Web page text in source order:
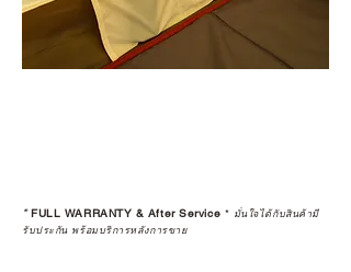
*FULL WARRANTY & After Service * มั่นใจได้กับสินค้ามี
รับประกัน พร้อมบริการหลังการขาย